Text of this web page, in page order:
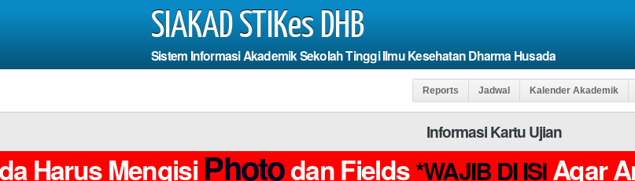
SIAKAD STIKes DHB
Sistem Informasi Akademik Sekolah Tinggi Ilmu Kesehatan Dharma Husada
Reports Jadwal Kalender Akademik
Informasi Kartu Ujian